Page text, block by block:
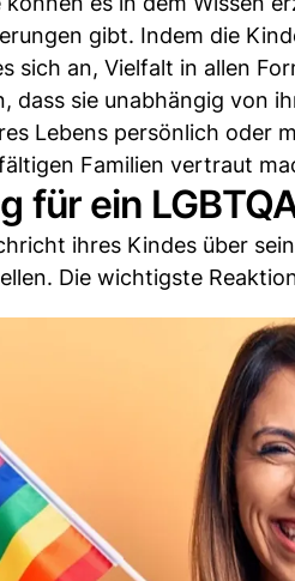
gibt. Indem die
sich an, Vielfalt in allen
dass sie unabhängig von
Lebens persönlich oder
Familien vertraut
für ein
ihres Kindes über
Die wichtigste